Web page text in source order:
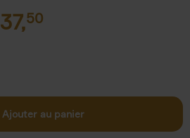
37,50
Ajouter au panier